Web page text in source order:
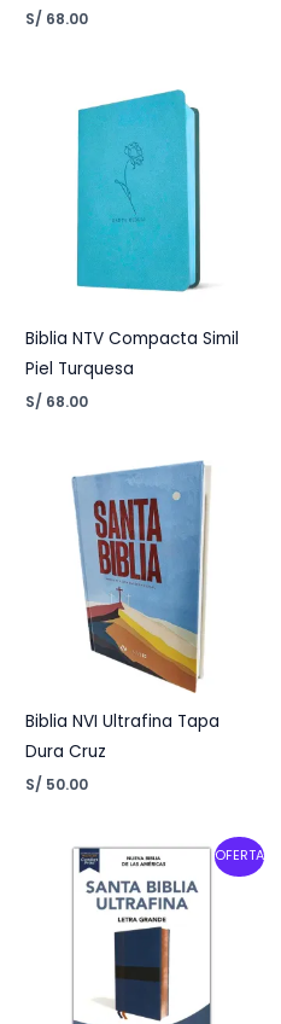
S/ 68.00
Biblia NTV Compacta Simil
Piel Turquesa
S/ 68.00
Biblia NVI Ultrafina Tapa
Dura Cruz
S/ 50.00
OFERTA
Original
price
was:
S/ 140.00.
Current
price
is:
S/ 95.00.